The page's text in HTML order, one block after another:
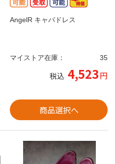
AngelR キャバドレス
マイストア在庫： 35
税込 4,523円
商品選択へ